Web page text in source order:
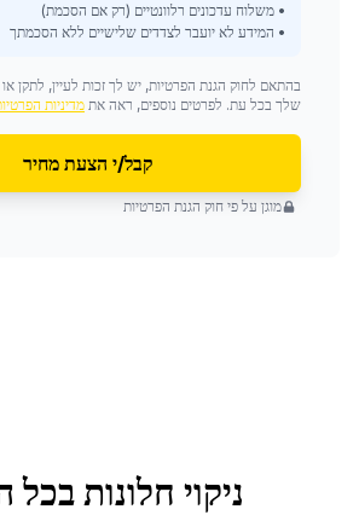
• משלוח עדכונים רלוונטיים (רק אם הסכמת)
• המידע לא יועבר לצדדים שלישיים ללא הסכמתך
בהתאם לחוק הגנת הפרטיות, יש לך זכות לעיין, לתקן
שלך בכל עת. לפרטים נוספים, ראה אתמדיניות
קבל/י הצעת מחיר
מוגן על פי חוק הגנת הפרטיות
ניקוי חלונות בכל